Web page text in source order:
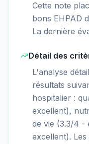
Cette note
bons EHPAD
La dernière
Détail des
L'analyse
résultats
hospitalier :
excellent),
de vie (3.3/4 -
excellent).